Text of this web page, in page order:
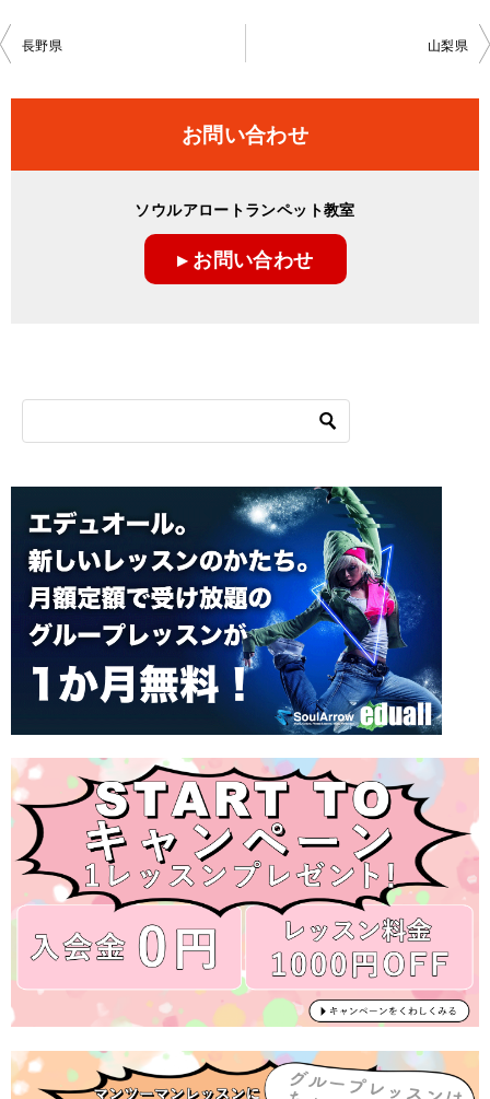
投
ビ
長野県 山梨県
お問い合わせ
ソウルアロートランペット教室
▸ お問い合わせ